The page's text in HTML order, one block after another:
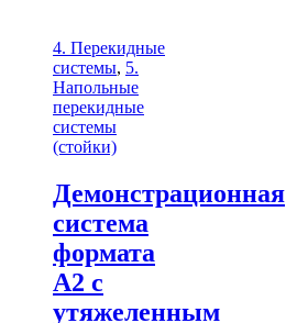
4. Перекидные
системы, 5.
Напольные
перекидные
системы
(стойки)
Демонстрационная
система
формата
А2 с
утяжеленным